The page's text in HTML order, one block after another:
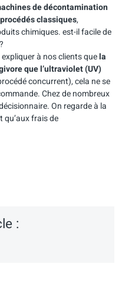
de décontamination
classiques,
chimiques. est-il facile de
à nos clients quela
que l’ultraviolet (UV)
concurrent), cela ne se
Chez de nombreux
On regarde à la
qu’aux frais de
: